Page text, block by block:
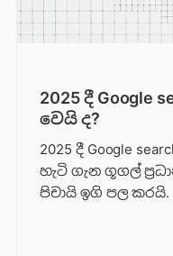
2025 දී Google
වෙයි ද?
2025 දී Google
හැටි ගැන ගූගල්
පිචායි ඉගි පල කරයි.